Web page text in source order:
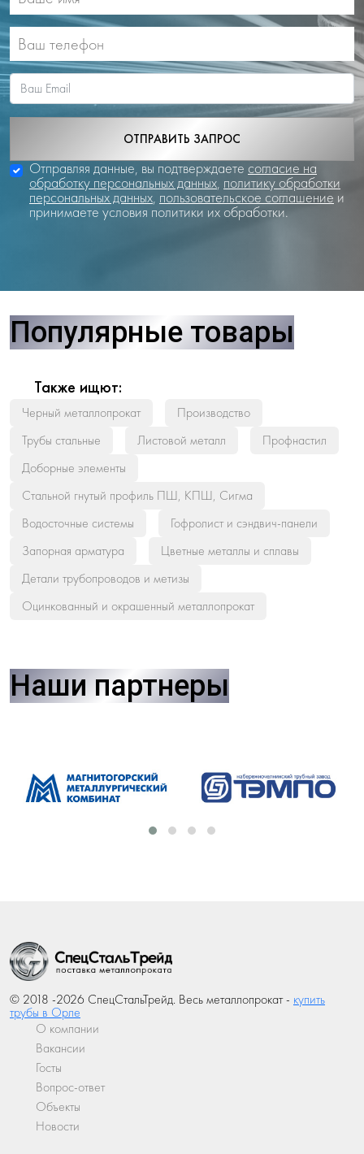
ОТПРАВИТЬ ЗАПРОС
Отправляя данные, вы подтверждаете согласие на
обработку персональных данных, политику обработки
персональных данных, пользовательское соглашение и
принимаете условия политики их обработки.
Популярные товары
Также ищют:
Черный металлопрокат
Производство
Трубы стальные
Листовой металл
Профнастил
Доборные элементы
Стальной гнутый профиль ПШ, КПШ, Сигма
Водосточные системы
Гофролист и сэндвич-панели
Запорная арматура
Цветные металлы и сплавы
Детали трубопроводов и метизы
Оцинкованный и окрашенный металлопрокат
Наши партнеры
© 2018 -2026 СпецСтальТрейд. Весь металлопрокат - купить
трубы в Орле
О компании
Вакансии
Госты
Вопрос-ответ
Объекты
Новости